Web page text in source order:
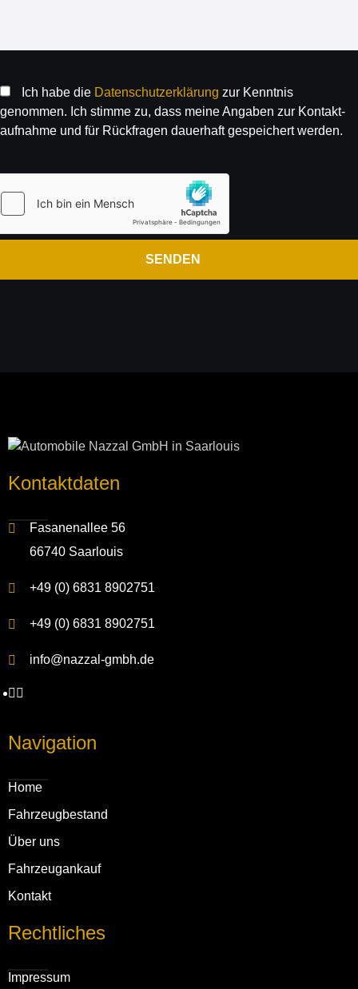
Ich habe die Daten­schutz­erklärung zur Kenntnis
genommen. Ich stimme zu, dass meine Angaben zur Kontakt­
aufnahme und für Rück­fragen dauer­haft gespeichert werden.
Kontakt­daten
Fasanenallee 56
66740 Saarlouis
+49 (0) 6831 8902751
+49 (0) 6831 8902751
info@nazzal-gmbh.de
Navigation
Home
Fahrzeug­bestand
Über uns
Fahrzeug­ankauf
Kontakt
Rechtliches
Impressum